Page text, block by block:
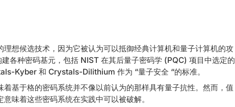
想候选技术，因为它被认为可以抵御经典计算机和量子计算机的攻
各种密码基元，包括 NIST 在其后量子密码学 (PQC) 项目中选定的
Kyber 和 Crystals-Dilithium 作为 “量子安全 “的标准。
基于格的密码系统并不像以前认为的那样具有量子抗性。然而，值
味着这些密码系统在实践中可以被破解。